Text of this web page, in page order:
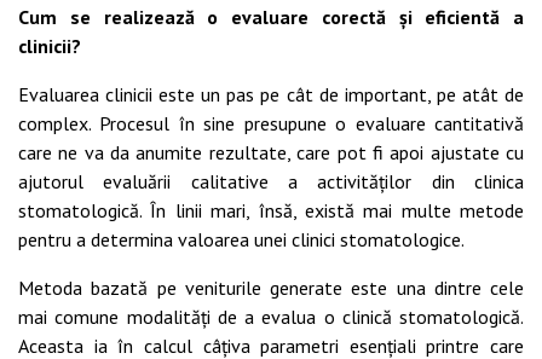
Cum se realizează o evaluare corectă și eficientă a
clinicii?
Evaluarea clinicii este un pas pe cât de important, pe atât de
complex. Procesul în sine presupune o evaluare cantitativă
care ne va da anumite rezultate, care pot fi apoi ajustate cu
ajutorul evaluării calitative a activităților din clinica
stomatologică. În linii mari, însă, există mai multe metode
pentru a determina valoarea unei clinici stomatologice.
Metoda bazată pe veniturile generate este una dintre cele
mai comune modalități de a evalua o clinică stomatologică.
Aceasta ia în calcul câțiva parametri esențiali printre care